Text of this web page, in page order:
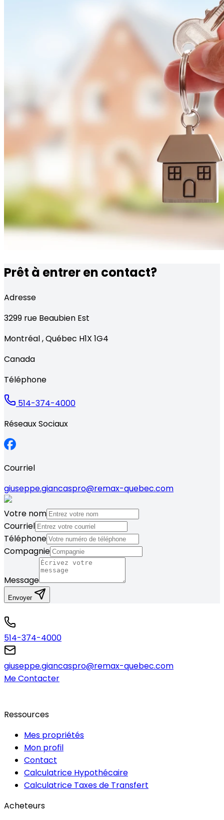
Prêt à entrer en contact?
Adresse
3299 rue Beaubien Est
Montréal,Québec H1X 1G4
Canada
Téléphone
514-374-4000
Réseaux Sociaux
Courriel
giuseppe.giancaspro@remax-quebec.com
Votre nom
Courriel
Téléphone
Compagnie
Message
Envoyer
514-374-4000
giuseppe.giancaspro@remax-quebec.com
Me Contacter
Ressources
Mes propriétés
Mon profil
Contact
Calculatrice Hypothécaire
Calculatrice Taxes de Transfert
Acheteurs